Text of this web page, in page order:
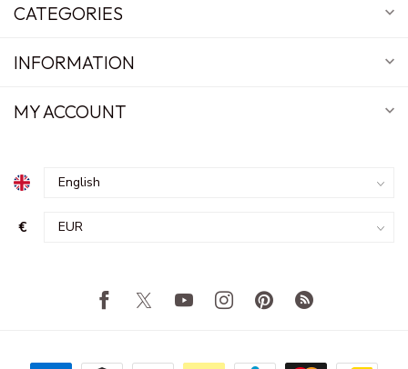
CATEGORIES
INFORMATION
MY ACCOUNT
€